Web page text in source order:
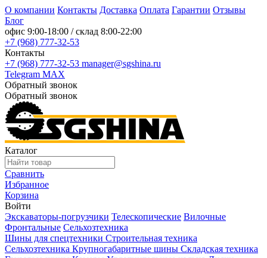
О компании Контакты Доставка Оплата Гарантии Отзывы
Блог
офис 9:00-18:00 / склад 8:00-22:00
+7 (968) 777-32-53
Контакты
+7 (968) 777-32-53 manager@sgshina.ru
Telegram MAX
Обратный звонок
Обратный звонок
Каталог
Сравнить
Избранное
Корзина
Войти
Экскаваторы-погрузчики Телескопические Вилочные
Фронтальные Сельхозтехника
Шины для спецтехники Строительная техника
Сельхозтехника Крупногабаритные шины Складская техника